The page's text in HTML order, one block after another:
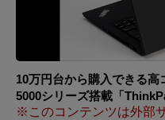
10万円台から購入できる
5000シリーズ搭載「
※このコンテンツは外部